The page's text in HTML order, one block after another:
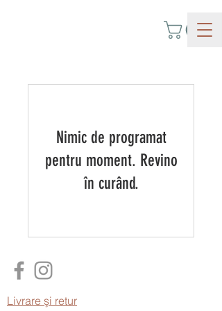
Nimic de programat
pentru moment. Revino
în curând.
Livrare şi retur